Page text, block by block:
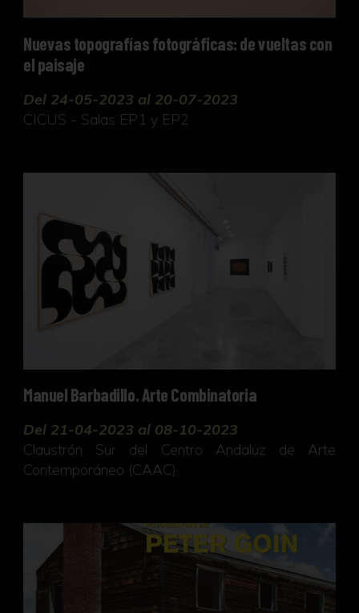
Nuevas topografías fotográficas: de vueltas con
el paisaje
Del 24-05-2023 al 20-07-2023
CICUS - Salas EP1 y EP2
Manuel Barbadillo. Arte Combinatoria
Manuel Barbadillo. Arte Combinatoria
Del 21-04-2023 al 08-10-2023
Claustrón Sur del Centro Andaluz de Arte
Contemporáneo (CAAC)
Paisajes nucleares. Escenarios de memoria, 1980S